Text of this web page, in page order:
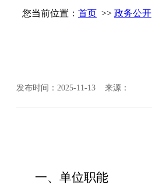
您当前位置： 首页 >> 政务公开
发布时间：2025-11-13 来源：
一、单位职能